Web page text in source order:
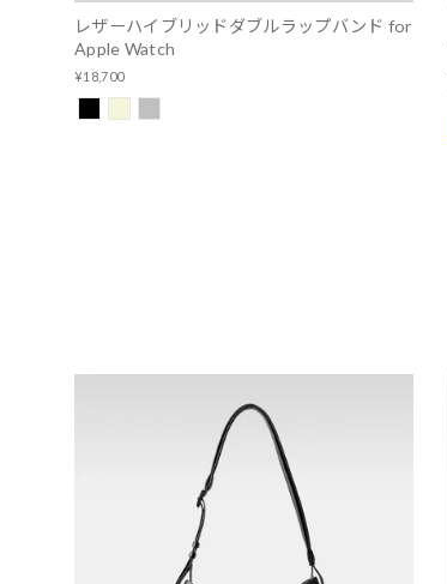
レザーハイブリッドダブルラップバンド for
Apple Watch
¥18,700